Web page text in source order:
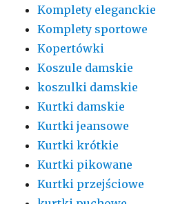
Komplety eleganckie
Komplety sportowe
Kopertówki
Koszule damskie
koszulki damskie
Kurtki damskie
Kurtki jeansowe
Kurtki krótkie
Kurtki pikowane
Kurtki przejściowe